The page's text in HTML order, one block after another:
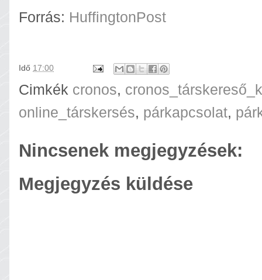
Forrás: HuffingtonPost
Idő 17:00
Cimkék cronos,
online_társkersés, párkapcsolat,
Nincsenek megjegyzések:
Megjegyzés küldése